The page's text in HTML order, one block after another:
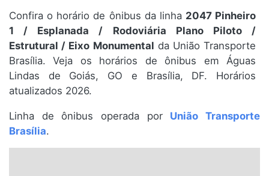
Paraná
Santa Catarina
Rio Grande do Sul
Centro-Oeste
Confira o horário de ônibus da linha 2047 Pinheiro
1 / Esplanada / Rodoviária Plano Piloto /
Estrutural / Eixo Monumental da União Transporte
Brasília. Veja os horários de ônibus em Águas
Lindas de Goiás, GO e Brasília, DF. Horários
atualizados 2026.
Linha de ônibus operada por União Transporte
Brasília.